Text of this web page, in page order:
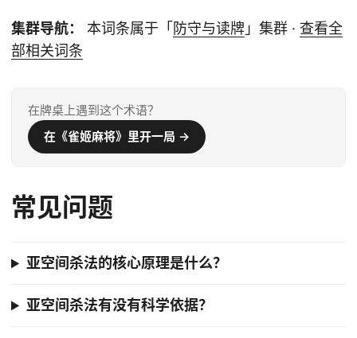
集群导航： 本词条属于「 防守与读牌 」集群 · 查看全
部相关词条
在牌桌上遇到这个术语？
在《雀姬麻将》里开一局 →
常见问题
亚空间杀法的核心原理是什么？
亚空间杀法有没有科学依据？